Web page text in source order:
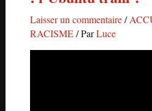
Laisser un commentaire /
RACISME/ ParLuce